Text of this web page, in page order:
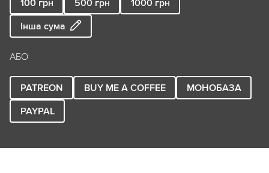
100 грн 500 грн 1000 грн
Інша сума
АБО
PATREON BUY ME A COFFEE
МОНОБАЗА
PAYPAL